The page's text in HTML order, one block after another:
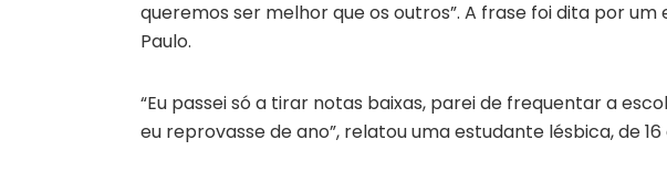
queremos ser melhor que os outros”. A frase foi dita por um
Paulo.
“Eu passei só a tirar notas baixas, parei de frequentar a
eu reprovasse de ano”, relatou uma estudante lésbica, de 16